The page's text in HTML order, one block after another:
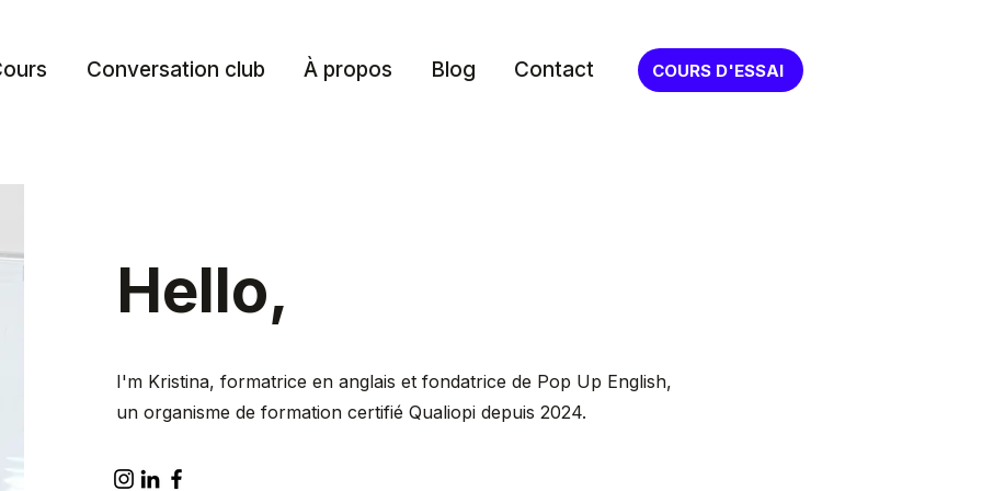
Conversation club À propos Blog Contact COURS D'ESSAI
Hello,
I'm Kristina, formatrice en anglais et fondatrice de Pop Up English,
un organisme de formation certifié Qualiopi depuis 2024.